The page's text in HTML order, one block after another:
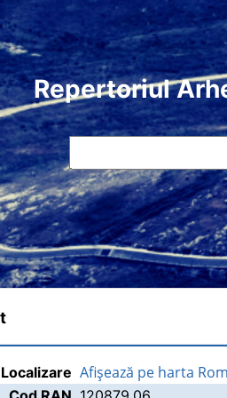
Repertoriul
Localizare Afişează pe harta